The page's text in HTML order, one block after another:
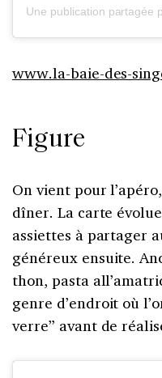
www.la-baie-des-
Figure
On vient pour
dîner. La carte
assiettes à partager
généreux ensuite.
thon, pasta
genre d’endroit où
verre” avant de